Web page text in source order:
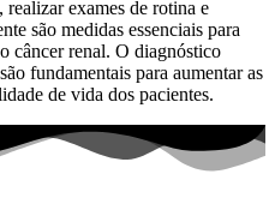
exames de rotina e
são medidas essenciais para
câncer renal. O diagnóstico
fundamentais para aumentar as
de vida dos pacientes.